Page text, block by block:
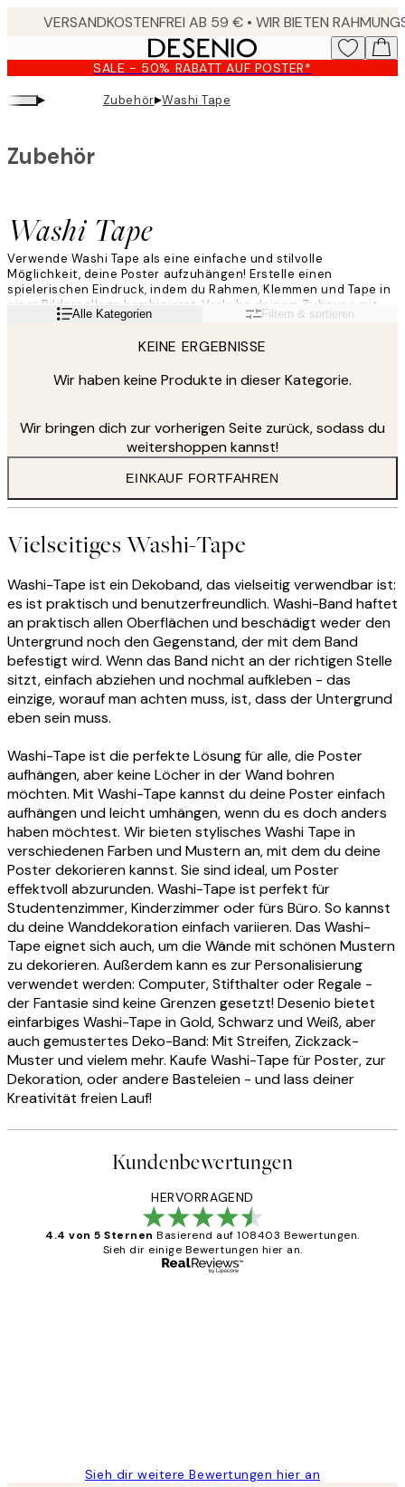
content.
SALE - 50% RABATT AUF POSTER*
▸ Zubehör▸Washi Tape
Washi Tape
Zubehör
Verwende Washi Tape als eine einfache und stilvolle
Möglichkeit, deine Poster aufzuhängen! Erstelle einen
spielerischen Eindruck, indem du Rahmen, Klemmen und Tape in
einer Bildercollage kombinierst. Verleihe deinem Zuhause mit
Washi Tape in schönen Farben und Mustern Individualität und
WeiterlesenAlle Kategorien Filtern & sortieren
KEINE ERGEBNISSE
Wir haben keine Produkte in dieser Kategorie.
Wir bringen dich zur vorherigen Seite zurück, sodass du
weitershoppen kannst!
EINKAUF FORTFAHREN
Vielseitiges Washi-Tape
Washi-Tape ist ein Dekoband, das vielseitig verwendbar ist:
es ist praktisch und benutzerfreundlich. Washi-Band haftet
an praktisch allen Oberflächen und beschädigt weder den
Untergrund noch den Gegenstand, der mit dem Band
befestigt wird. Wenn das Band nicht an der richtigen Stelle
sitzt, einfach abziehen und nochmal aufkleben - das
einzige, worauf man achten muss, ist, dass der Untergrund
eben sein muss.
Washi-Tape ist die perfekte Lösung für alle, die Poster
aufhängen, aber keine Löcher in der Wand bohren
möchten. Mit Washi-Tape kannst du deine Poster einfach
aufhängen und leicht umhängen, wenn du es doch anders
haben möchtest. Wir bieten stylisches Washi Tape in
verschiedenen Farben und Mustern an, mit dem du deine
Poster dekorieren kannst. Sie sind ideal, um Poster
effektvoll abzurunden. Washi-Tape ist perfekt für
Studentenzimmer, Kinderzimmer oder fürs Büro. So kannst
du deine Wanddekoration einfach variieren. Das Washi-
Tape eignet sich auch, um die Wände mit schönen Mustern
zu dekorieren. Außerdem kann es zur Personalisierung
verwendet werden: Computer, Stifthalter oder Regale -
der Fantasie sind keine Grenzen gesetzt! Desenio bietet
einfarbiges Washi-Tape in Gold, Schwarz und Weiß, aber
auch gemustertes Deko-Band: Mit Streifen, Zickzack-
Muster und vielem mehr. Kaufe Washi-Tape für Poster, zur
Dekoration, oder andere Basteleien - und lass deiner
Kreativität freien Lauf!
Kundenbewertungen
HERVORRAGEND
4.4 von 5 Sternen Basierend auf 108403 Bewertungen.
Sieh dir einige Bewertungen hier an.
Sieh dir weitere Bewertungen hier an